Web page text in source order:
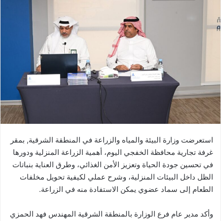
استعرضت وزارة البيئة والمياه والزراعة في المنطقة الشرقية, بمقر
غرفة تجارية محافظة الخفجي اليوم، أهمية الزراعة المنزلية ودورها
في تحسين جودة الحياة وتعزيز الأمن الغذائي، وطرق العناية بنباتات
الظل داخل البيئات المنزلية، وشرح عملي لكيفية تحويل مخلفات
الطعام إلى سماد عضوي يمكن الاستفادة منه في الزراعة.
وأكد مدير عام فرع الوزارة بالمنطقة الشرقية المهندس فهد الحمزي